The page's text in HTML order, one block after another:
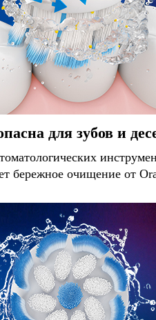
для зубов и
бережное очищение от